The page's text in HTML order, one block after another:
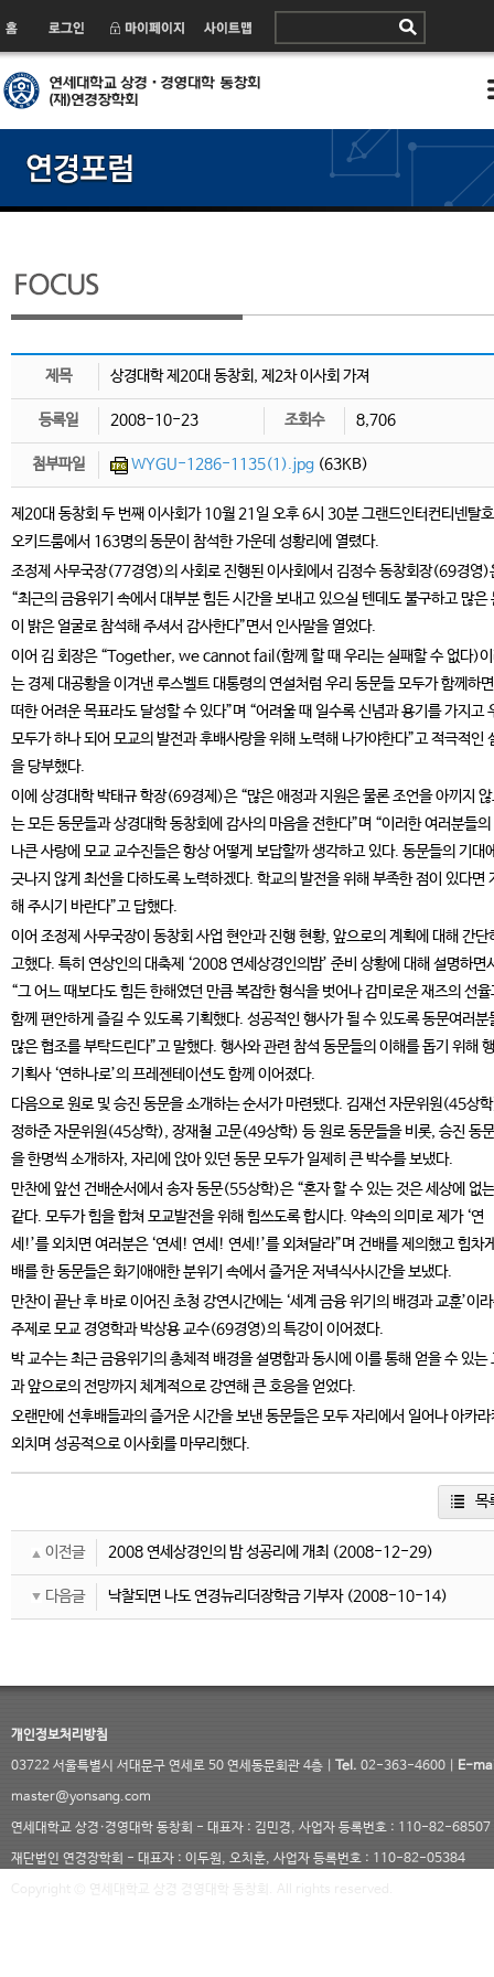
제목 상경대학 제20대 동창회, 제2차 이사회 가져
등록일 2008-10-23 조회수 8,706
첨부파일 WYGU-1286-1135(1).jpg (63KB)
제20대 동창회 두 번째 이사회가 10월 21일 오후 6시 30분 그랜드인터컨티넨탈
오키드룸에서 163명의 동문이 참석한 가운데 성황리에 열렸다.
조정제 사무국장(77경영)의 사회로 진행된 이사회에서 김정수 동창회장(69경영)
“최근의 금융위기 속에서 대부분 힘든 시간을 보내고 있으실 텐데도 불구하고 많은
이 밝은 얼굴로 참석해 주셔서 감사한다”면서 인사말을 열었다.
이어 김 회장은 “Together, we cannot fail(함께 할 때 우리는 실패할 수 없다)
는 경제 대공황을 이겨낸 루스벨트 대통령의 연설처럼 우리 동문들 모두가 함께하
떠한 어려운 목표라도 달성할 수 있다”며 “어려울 때 일수록 신념과 용기를 가지고
모두가 하나 되어 모교의 발전과 후배사랑을 위해 노력해 나가야한다”고 적극적인
을 당부했다.
이에 상경대학 박태규 학장(69경제)은 “많은 애정과 지원은 물론 조언을 아끼지
는 모든 동문들과 상경대학 동창회에 감사의 마음을 전한다”며 “이러한 여러분들의
나큰 사랑에 모교 교수진들은 항상 어떻게 보답할까 생각하고 있다. 동문들의 기대
긋나지 않게 최선을 다하도록 노력하겠다. 학교의 발전을 위해 부족한 점이 있다면
해 주시기 바란다”고 답했다.
이어 조정제 사무국장이 동창회 사업 현안과 진행 현황, 앞으로의 계획에 대해 간단
고했다. 특히 연상인의 대축제 ‘2008 연세상경인의밤’ 준비 상황에 대해 설명하면
“그 어느 때보다도 힘든 한해였던 만큼 복잡한 형식을 벗어나 감미로운 재즈의 선율
함께 편안하게 즐길 수 있도록 기획했다. 성공적인 행사가 될 수 있도록 동문여러분
많은 협조를 부탁드린다”고 말했다. 행사와 관련 참석 동문들의 이해를 돕기 위해
기획사 ‘연하나로’의 프레젠테이션도 함께 이어졌다.
다음으로 원로 및 승진 동문을 소개하는 순서가 마련됐다. 김재선 자문위원(45상
정하준 자문위원(45상학), 장재철 고문(49상학) 등 원로 동문들을 비롯, 승진 동
을 한명씩 소개하자, 자리에 앉아 있던 동문 모두가 일제히 큰 박수를 보냈다.
만찬에 앞선 건배순서에서 송자 동문(55상학)은 “혼자 할 수 있는 것은 세상에 없
같다. 모두가 힘을 합쳐 모교발전을 위해 힘쓰도록 합시다. 약속의 의미로 제가 ‘연
세!’를 외치면 여러분은 ‘연세! 연세! 연세!’를 외쳐달라”며 건배를 제의했고 힘차
배를 한 동문들은 화기애애한 분위기 속에서 즐거운 저녁식사시간을 보냈다.
만찬이 끝난 후 바로 이어진 초청 강연시간에는 ‘세계 금융 위기의 배경과 교훈’이
주제로 모교 경영학과 박상용 교수(69경영)의 특강이 이어졌다.
박 교수는 최근 금융위기의 총체적 배경을 설명함과 동시에 이를 통해 얻을 수 있는
과 앞으로의 전망까지 체계적으로 강연해 큰 호응을 얻었다.
오랜만에 선후배들과의 즐거운 시간을 보낸 동문들은 모두 자리에서 일어나 아카라
외치며 성공적으로 이사회를 마무리했다.
목
이전글 2008 연세상경인의 밤 성공리에 개최 (2008-12-29)
다음글 낙찰되면 나도 연경뉴리더장학금 기부자 (2008-10-14)
개인정보처리방침
03722 서울특별시 서대문구 연세로 50 연세동문회관 4층 |
Tel. 02-363-4600 | E-
master@yonsang.com
연세대학교 상경·경영대학 동창회 - 대표자 : 김민경, 사업자 등록번호 : 110-82-68507
재단법인 연경장학회 - 대표자 : 이두원, 오치훈, 사업자 등록번호 : 110-82-05384